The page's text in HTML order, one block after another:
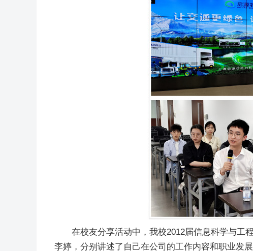
在校友分享活动中，我校2012届信息科学与工
李婷，分别讲述了自己在公司的工作内容和职业发